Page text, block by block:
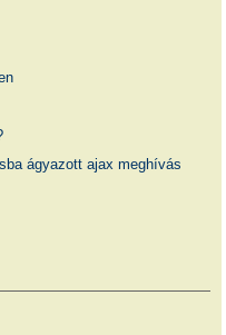
ágyazott ajax meghívás